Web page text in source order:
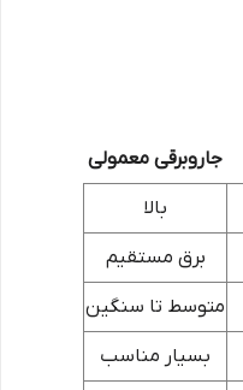
جاروبرقی معمولی
بالا
برق مستقیم
متوسط تا سنگین
بسیار مناسب